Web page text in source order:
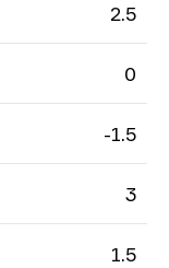
2.5
0
-1.5
3
1.5